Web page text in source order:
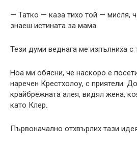
— Татко — каза тихо той — мисля,
знаеш истината за мама.
Тези думи веднага ме изпълниха с
Ноа ми обясни, че наскоро е
наречен Крестхолоу, с приятели.
крайбрежната алея, видял жена,
като Клер.
Първоначално отхвърлих тази